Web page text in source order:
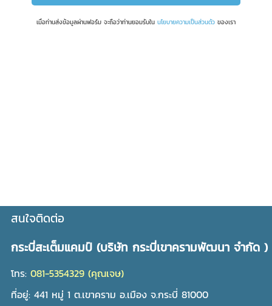
เมื่อท่านส่งข้อมูลผ่านฟอร์ม จะถือว่าท่านยอมรับใน นโยบายความเป็นส่วนตัวของเรา
สนใจติดต่อ
กระบี่สะเต็มแคมป์ (บริษัท กระบี่เขาครามพัฒนา จำกัด )
โทร: 081-5354329 (คุณเจษ)
ที่อยู่: 441 หมู่ 1 ต.เขาคราม อ.เมือง จ.กระบี่ 81000